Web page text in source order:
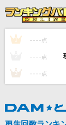
牧野由依
蕾
今夜月の見え
1 ---- 点
---- 点
3 ---- 点